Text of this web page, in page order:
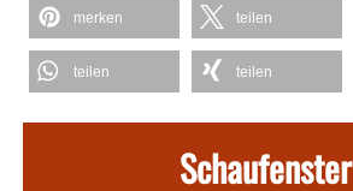
merken teilen
teilen teilen
Schaufenster